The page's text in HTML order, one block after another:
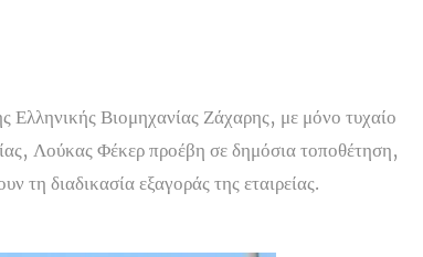
Ελληνικής Βιομηχανίας Ζάχαρης, με μόνο τυχαίο
Λούκας Φέκερ προέβη σε δημόσια τοποθέτηση,
τη διαδικασία εξαγοράς της εταιρείας.